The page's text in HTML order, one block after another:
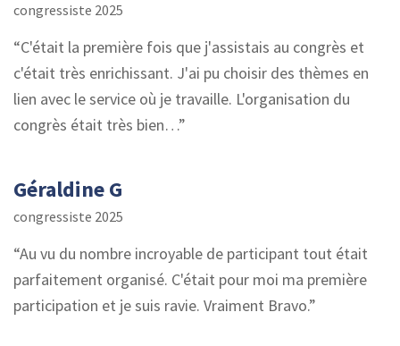
congressiste 2025
C'était la première fois que j'assistais au congrès et
c'était très enrichissant. J'ai pu choisir des thèmes en
lien avec le service où je travaille. L'organisation du
congrès était très bien…
Géraldine G
congressiste 2025
Au vu du nombre incroyable de participant tout était
parfaitement organisé. C'était pour moi ma première
participation et je suis ravie. Vraiment Bravo.